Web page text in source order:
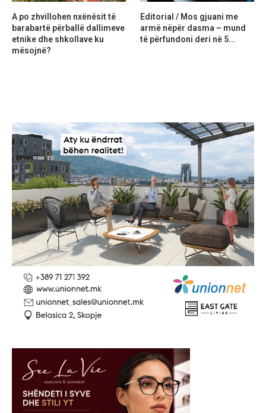
A po zhvillohen nxënësit të
barabartë përballë dallimeve
etnike dhe shkollave ku
mësojnë?
Editorial / Mos gjuani me
armë nëpër dasma – mund
të përfundoni deri në 5...